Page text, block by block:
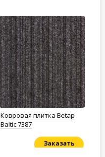
Ковровая плитка Betap
Baltic 7387
Заказать